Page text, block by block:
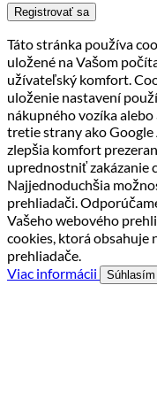
Registrovať sa
Táto stránka používa
uložené na Vašom
užívateľský komfort.
uloženie nastavení
nákupného vozíka
tretie strany ako Google
zlepšia komfort
uprednostniť zakázanie
Najjednoduchšia
prehliadači.
Vašeho webového
cookies, ktorá obsahuje
prehliadače.
Viac informácii
Súhlasím